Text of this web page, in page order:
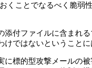
くことでなるべく脆弱
付ファイルに含まれ
ではないということに
標的型攻撃メールの